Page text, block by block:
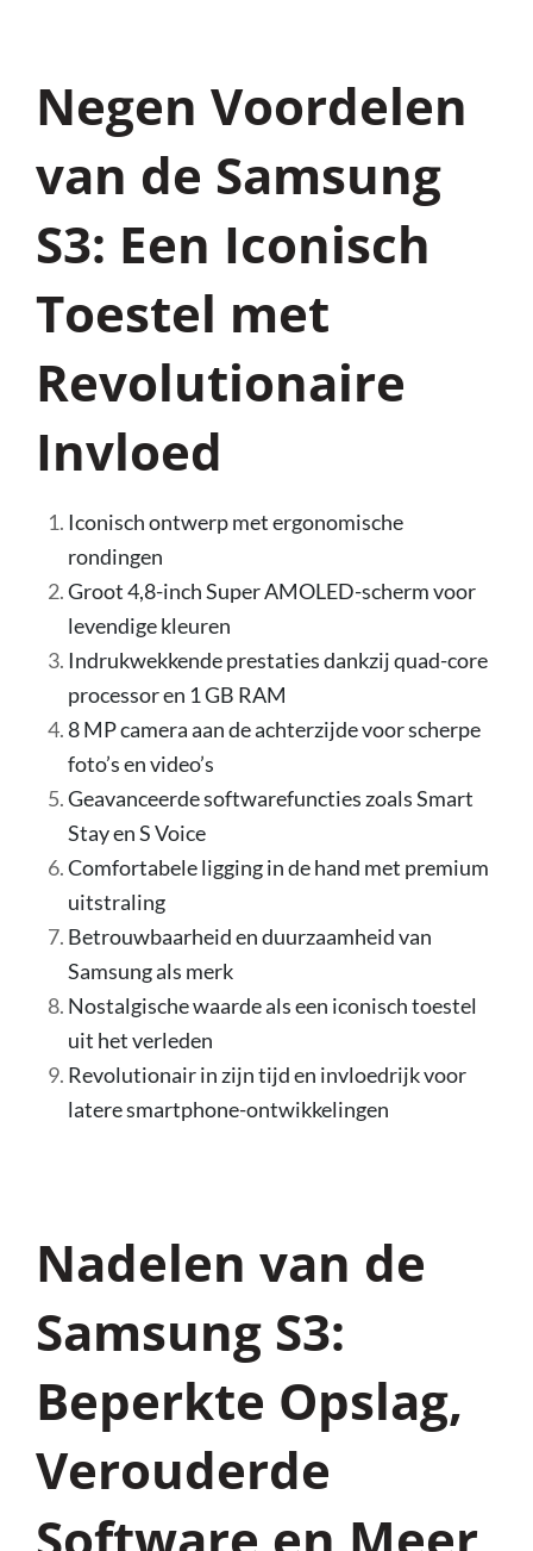
Negen Voordelen
van de Samsung
S3: Een Iconisch
Toestel met
Revolutionaire
Invloed
Iconisch ontwerp met ergonomische
rondingen
Groot 4,8-inch Super AMOLED-scherm voor
levendige kleuren
Indrukwekkende prestaties dankzij quad-core
processor en 1 GB RAM
8 MP camera aan de achterzijde voor scherpe
foto’s en video’s
Geavanceerde softwarefuncties zoals Smart
Stay en S Voice
Comfortabele ligging in de hand met premium
uitstraling
Betrouwbaarheid en duurzaamheid van
Samsung als merk
Nostalgische waarde als een iconisch toestel
uit het verleden
Revolutionair in zijn tijd en invloedrijk voor
latere smartphone-ontwikkelingen
Nadelen van de
Samsung S3:
Beperkte Opslag,
Verouderde